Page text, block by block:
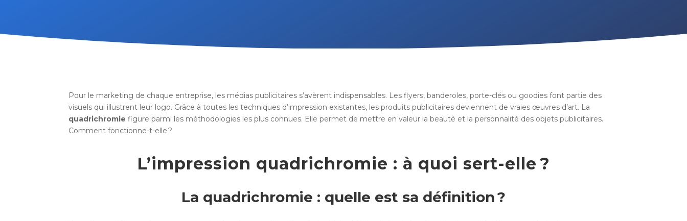
Pour le marketing de chaque entreprise, les médias publicitaires s’avèrent indispensables. Les flyers, banderoles, porte-clés ou goodies font partie des
visuels qui illustrent leur logo. Grâce à toutes les techniques d’impression existantes, les produits publicitaires deviennent de vraies œuvres d’art. La
quadrichromie figure parmi les méthodologies les plus connues. Elle permet de mettre en valeur la beauté et la personnalité des objets publicitaires.
Comment fonctionne-t-elle ?
L’impression quadrichromie : à quoi sert-elle ?
La quadrichromie : quelle est sa définition ?